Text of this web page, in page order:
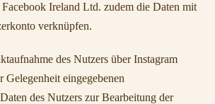
Ireland Ltd. zudem die Daten mit
verknüpfen.
des Nutzers über Instagram
Gelegenheit eingegebenen
des Nutzers zur Bearbeitung der